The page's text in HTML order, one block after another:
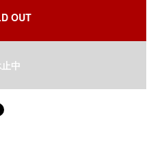
OUT
中